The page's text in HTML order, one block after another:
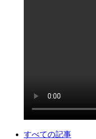
すべての記事